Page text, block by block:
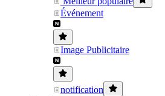
Événement
Image Publicitaire
notification